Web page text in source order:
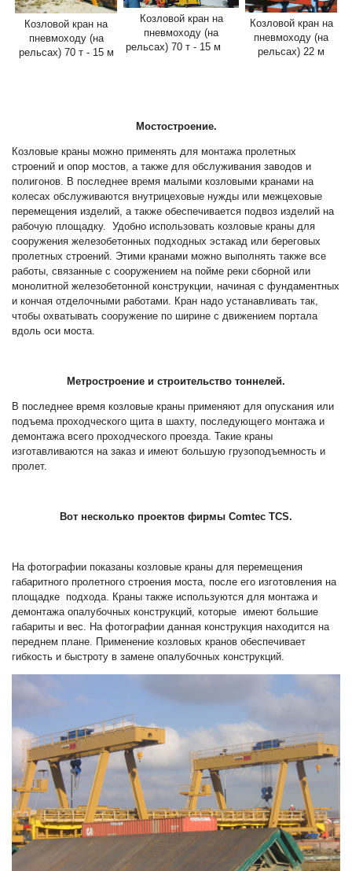
Козловой кран на
пневмоходу (на
рельсах) 70 т - 15 м
Козловой кран на
пневмоходу (на
рельсах) 70 т - 15 м
Козловой кран на
пневмоходу (на
рельсах) 22 м
Мостостроение.
Козловые краны можно применять для монтажа пролетных
строений и опор мостов, а также для обслуживания заводов и
полигонов. В последнее время малыми козловыми кранами на
колесах обслуживаются внутрицеховые нужды или межцеховые
перемещения изделий, а также обеспечивается подвоз изделий на
рабочую площадку. Удобно использовать козловые краны для
сооружения железобетонных подходных эстакад или береговых
пролетных строений. Этими кранами можно выполнять также все
работы, связанные с сооружением на пойме реки сборной или
монолитной железобетонной конструкции, начиная с фундаментных
и кончая отделочными работами. Кран надо устанавливать так,
чтобы охватывать сооружение по ширине с движением портала
вдоль оси моста.
Метростроение и строительство тоннелей.
В последнее время козловые краны применяют для опускания или
подъема проходческого щита в шахту, последующего монтажа и
демонтажа всего проходческого проезда. Такие краны
изготавливаются на заказ и имеют большую грузоподъемность и
пролет.
Вот несколько проектов фирмы Comtec TCS.
На фотографии показаны козловые краны для перемещения
габаритного пролетного строения моста, после его изготовления на
площадке подхода. Краны также используются для монтажа и
демонтажа опалубочных конструкций, которые имеют большие
габариты и вес. На фотографии данная конструкция находится на
переднем плане. Применение козловых кранов обеспечивает
гибкость и быстроту в замене опалубочных конструкций.